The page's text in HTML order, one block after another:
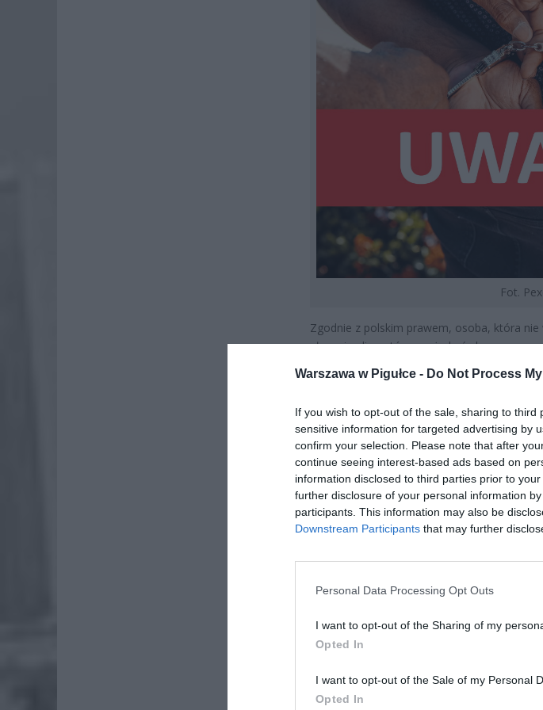
Warszawa w Pigułce - Do Not Process
If you wish to opt-out of the sale, sharing to
sensitive information for targeted advertising by
confirm your selection. Please note that after
continue seeing interest-based ads based on
information disclosed to third parties prior to
further disclosure of your personal information
participants. This information may also be
Downstream Participants that may further
Personal Data Processing Opt Outs
I want to opt-out of the Sharing of my
Opted In
I want to opt-out of the Sale of my Personal
Opted In
Fot.
Zgodnie z polskim prawem, osoba, która
płacenia alimentów, może być ukarana
Lidl przecenił hit do kuchni. Air
początek